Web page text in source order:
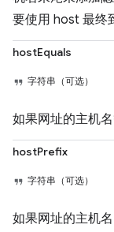
要使用 host 最终
hostEquals
字符串（可选）
如果网址的主机
hostPrefix
字符串（可选）
如果网址的主机